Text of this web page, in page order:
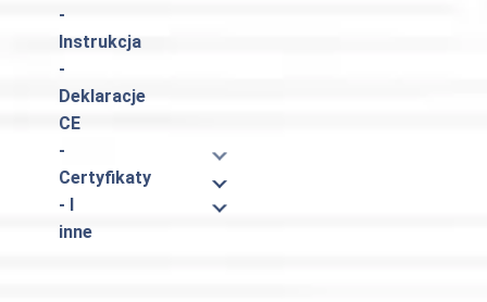
-
Instrukcja
-
Deklaracje
CE
-
Certyfikaty
- I
inne